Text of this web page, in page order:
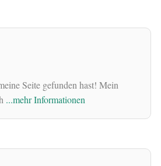
Seite gefunden hast! Mein
...mehr Informationen